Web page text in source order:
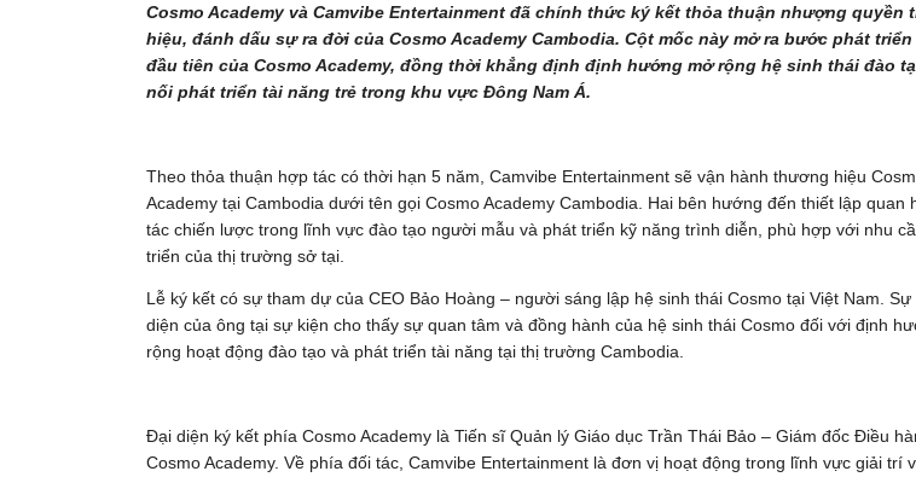
Cosmo Academy và Camvibe Entertainment đã chính thức ký kết thỏa thuận nhượng quyền
hiệu, đánh dấu sự ra đời của Cosmo Academy Cambodia. Cột mốc này mở ra bước phát
đầu tiên của Cosmo Academy, đồng thời khẳng định định hướng mở rộng hệ sinh thái đào
nối phát triển tài năng trẻ trong khu vực Đông Nam Á.
Theo thỏa thuận hợp tác có thời hạn 5 năm, Camvibe Entertainment sẽ vận hành thương hiệu
Academy tại Cambodia dưới tên gọi Cosmo Academy Cambodia. Hai bên hướng đến thiết lập quan
tác chiến lược trong lĩnh vực đào tạo người mẫu và phát triển kỹ năng trình diễn, phù hợp với nhu
triển của thị trường sở tại.
Lễ ký kết có sự tham dự của CEO Bảo Hoàng – người sáng lập hệ sinh thái Cosmo tại Việt Nam. Sự
diện của ông tại sự kiện cho thấy sự quan tâm và đồng hành của hệ sinh thái Cosmo đối với định
rộng hoạt động đào tạo và phát triển tài năng tại thị trường Cambodia.
Đại diện ký kết phía Cosmo Academy là Tiến sĩ Quản lý Giáo dục Trần Thái Bảo – Giám đốc Điều
Cosmo Academy. Về phía đối tác, Camvibe Entertainment là đơn vị hoạt động trong lĩnh vực giải trí